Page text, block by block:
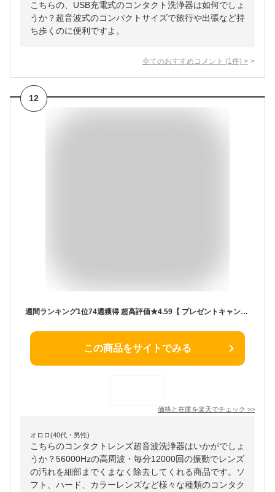
こちらの、USB充電式のコンタクト洗浄器は如何でしょ
うか？超音波式のコンパクトサイズで旅行や出張など持
ち歩くのに便利ですよ。
全てのおすすめコメント (1 件) >
12
週間ランキング1位74週獲得 超高評価★4.59【 プレゼントキャンペーン中 送料無料 】コンタクト洗浄器 コンタクトレンズ 超音波洗浄器 ソフト ハード カラコン 洗浄器 超音波コンタクト 超音波コンタクトレンズ洗浄器 洗浄 自動 小型 出張 旅行 累計販売数2000個突破
この商品をサイトでみる
価格と在庫を楽天でチェック >>
オロロ(40代・男性)
こちらのコンタクトレンズ超音波洗浄器はいかがでしょ
うか？56000Hzの高周波・毎分12000回の振動でレンズ
の汚れを細部までくまなく除去してくれる商品です。ソ
フト、ハード、カラーレンズなど様々な種類のコンタク